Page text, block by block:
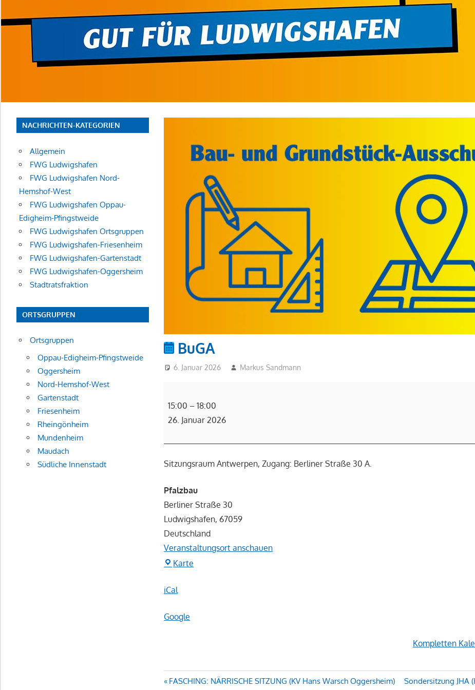
BuGA
6. Januar 2026 Markus Sandmann
15:00 –18:00
26. Januar 2026
Sitzungsraum Antwerpen, Zugang: Berliner Straße 30 A.
Pfalzbau
Berliner Straße 30
Ludwigshafen,67059
Deutschland
Veranstaltungsort anschauen
Karte
iCal
Google
Kompletten
Beitragsnavigation
FASCHING: NÄRRISCHE SITZUNG (KV Hans Warsch Oggersheim) Sondersitzung JHA
NACHRICHTEN-KATEGORIEN
Allgemein
FWG Ludwigshafen
FWG Ludwigshafen Nord-
Hemshof-West
FWG Ludwigshafen Oppau-
Edigheim-Pfingstweide
FWG Ludwigshafen Ortsgruppen
FWG Ludwigshafen-Friesenheim
FWG Ludwigshafen-Gartenstadt
FWG Ludwigshafen-Oggersheim
Stadtratsfraktion
ORTSGRUPPEN
Ortsgruppen
Oppau-Edigheim-Pfingstweide
Oggersheim
Nord-Hemshof-West
Gartenstadt
Friesenheim
Rheingönheim
Mundenheim
Maudach
Südliche Innenstadt